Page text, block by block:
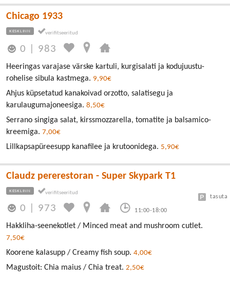
Chicago 1933
KESKLINN
0 983
Heeringas varajase värske kartuli, kurgisalati ja kodujuustu-
rohelise sibula kastmega. 9,90€
Ahjus küpsetatud kanakoivad orzotto, salatisegu ja
karulaugumajoneesiga. 8,50€
Serrano singiga salat, kirssmozzarella, tomatite ja balsamico-
kreemiga. 7,00€
Lillkapsapüreesupp kanafilee ja krutoonidega. 5,90€
Claudz pererestoran - Super Skypark T1
KESKLINN
0 973 11:00-18:00
tasuta
Hakkliha-seenekotlet / Minced meat and mushroom cutlet.
7,50€
Koorene kalasupp / Creamy fish soup. 4,00€
Magustoit: Chia maius / Chia treat. 2,50€